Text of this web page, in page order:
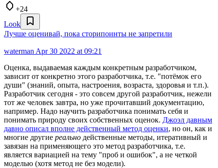
+24
Look
Лучше оценивай, пока сторипоинты не запретили
waterman Apr 30 2022 at 09:21
Оценка, выдаваемая каждым конкретным разработчиком,
зависит от конкретно этого разработчика, т.е. "потёмок его
души" (знаний, опыта, настроения, возраста, здоровья и т.п.).
Разработчик сегодня - это совсем другой разработчик, нежели
тот же человек завтра, но уже прочитавший документацию,
например. Надо научить разработчика понимать себя и
понимать природу своих собственных оценок. Джоэл давным
давно описал вполне действенный метод оценки, но он, как и
многие другие реально действенные методы, итеративный и
завязан на применяющего это метод разработчика, т.е.
является вариацией на тему "проб и ошибок", а не четкой
моделью (хотя метод не без модели).